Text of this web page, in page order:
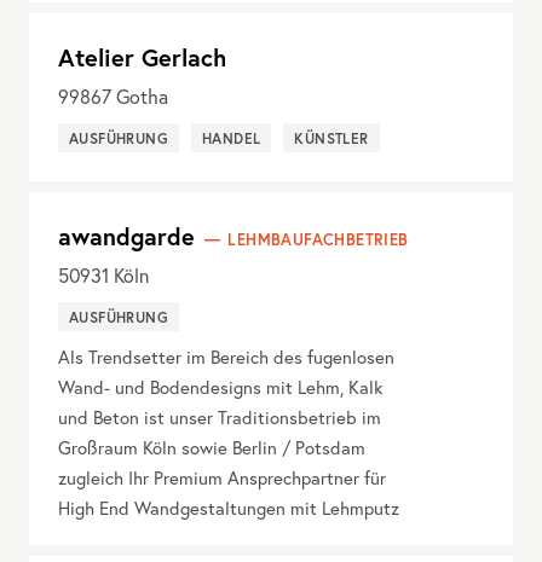
Atelier Gerlach
99867 Gotha
AUSFÜHRUNG HANDEL KÜNSTLER
awandgarde LEHMBAUFACHBETRIEB
50931 Köln
AUSFÜHRUNG
Als Trendsetter im Bereich des fugenlosen
Wand- und Bodendesigns mit Lehm, Kalk
und Beton ist unser Traditionsbetrieb im
Großraum Köln sowie Berlin / Potsdam
zugleich Ihr Premium Ansprechpartner für
High End Wandgestaltungen mit Lehmputz